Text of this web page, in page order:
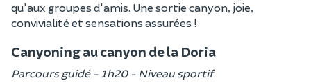
qu'aux groupes d'amis. Une sortie canyon, joie,
convivialité et sensations assurées !
Canyoning au canyon de la Doria
Parcours guidé - 1h20 - Niveau sportif